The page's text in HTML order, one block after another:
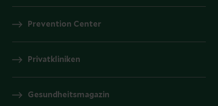
Prevention Center
Privatkliniken
Gesundheitsmagazin